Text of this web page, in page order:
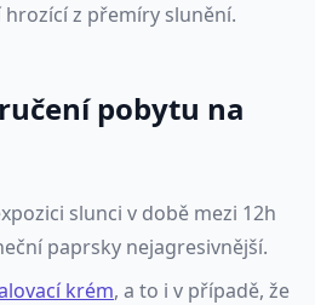
z přemíry slunění.
pobytu na
slunci v době mezi 12h
paprsky nejagresivnější.
krém, a to i v případě, že